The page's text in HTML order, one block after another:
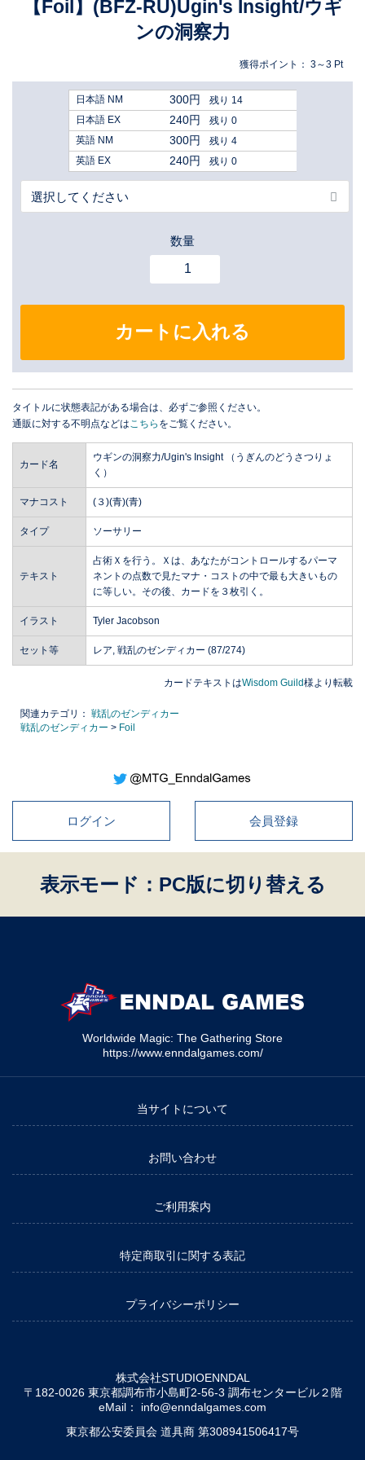
【Foil】(BFZ-RU)Ugin's Insight/ウギ
ンの洞察力
獲得ポイント： 3～3 Pt
日本語 NM 300円
残り 14
日本語 EX
240円
残り 0
英語 NM
300円
残り 4
英語 EX
240円 残り 0
数量
カートに入れる
タイトルに状態表記がある場合は、必ずご参照ください。
通販に対する不明点などは こちら をご覧ください。
カード名
ウギンの洞察力/Ugin's Insight （うぎんのどうさつりょ
く）
マナコスト (３)(青)(青)
タイプ ソーサリー
テキスト
占術Ｘを行う。Ｘは、あなたがコントロールするパーマ
ネントの点数で見たマナ・コストの中で最も大きいもの
に等しい。その後、カードを３枚引く。
イラスト Tyler Jacobson
セット等 レア, 戦乱のゼンディカー (87/274)
カードテキストはWisdom Guild様より転載
関連カテゴリ： 戦乱のゼンディカー
戦乱のゼンディカー > Foil
ログイン 会員登録
表示モード：PC版に切り替える
Worldwide Magic: The Gathering Store
https://www.enndalgames.com/
当サイトについて
お問い合わせ
ご利用案内
特定商取引に関する表記
プライバシーポリシー
株式会社STUDIOENNDAL
〒182-0026 東京都調布市小島町2-56-3 調布センタービル２階
eMail： info@enndalgames.com
東京都公安委員会 道具商 第308941506417号